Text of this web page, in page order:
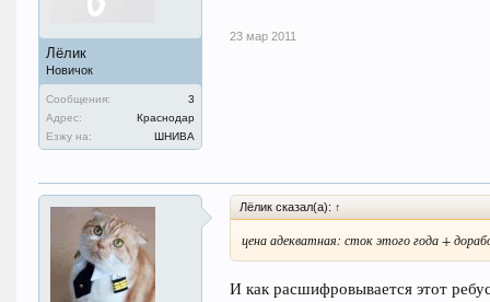
Лёлик
Новичок
Сообщения:
3
Адрес:
Краснодар
Езжу на:
ШНИВА
23 мар 2011
Лёлик сказал(а): ↑
цена адекватная: сток этого года +
И как расшифровывается этот